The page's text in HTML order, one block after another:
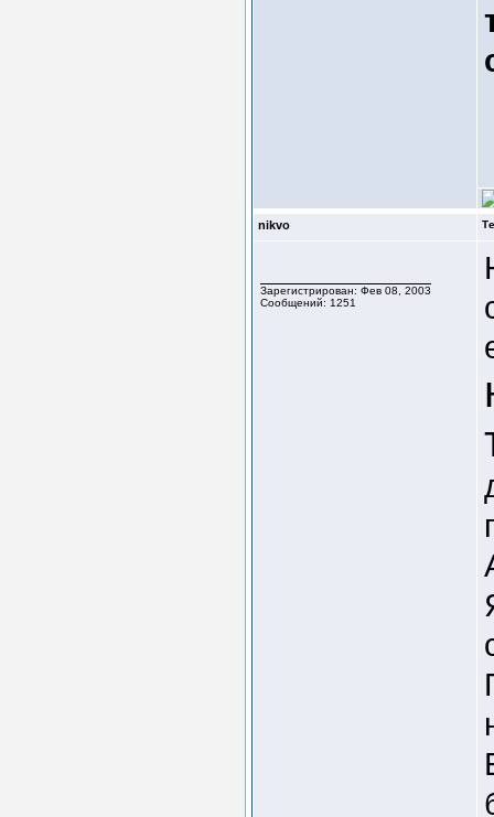
nikvo
Зарегистрирован: Фев 08, 2003
Сообщений: 1251